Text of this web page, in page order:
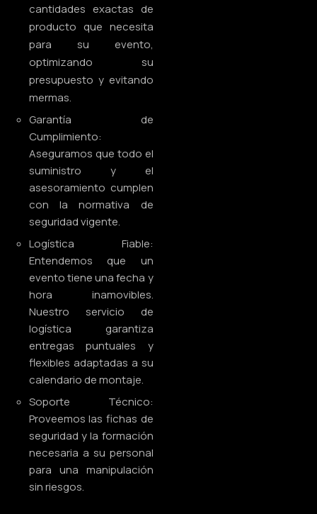
cantidades exactas de
producto que necesita
para su evento,
optimizando su
presupuesto y evitando
mermas.
Garantía de
Cumplimiento:
Aseguramos que todo el
suministro y el
asesoramiento cumplen
con la normativa de
seguridad vigente.
Logística Fiable:
Entendemos que un
evento tiene una fecha y
hora inamovibles.
Nuestro servicio de
logística garantiza
entregas puntuales y
flexibles adaptadas a su
calendario de montaje.
Soporte Técnico:
Proveemos las fichas de
seguridad y la formación
necesaria a su personal
para una manipulación
sin riesgos.